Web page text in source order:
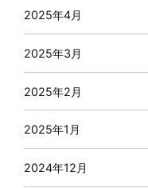
2025年4月
2025年3月
2025年2月
2025年1月
2024年12月